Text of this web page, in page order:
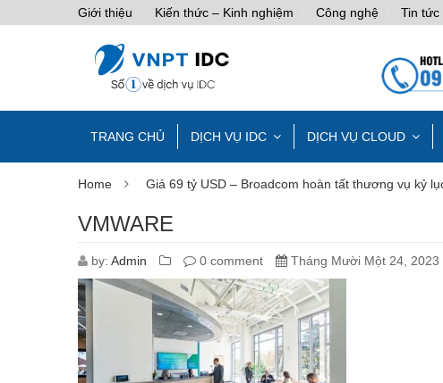
Giới thiệu Kiến thức – Kinh nghiệm Công nghệ Tin tức
TRANG CHỦ DỊCH VỤ IDC DỊCH VỤ CLOUD
Home Giá 69 tỷ USD – Broadcom hoàn tất thương vụ kỷ
VMWARE
by: Admin 0 comment Tháng Mười Một 24, 2023